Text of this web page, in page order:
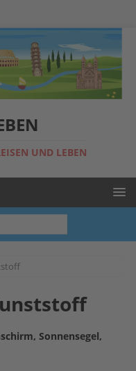
UND LEBEN
Sonnensegel,